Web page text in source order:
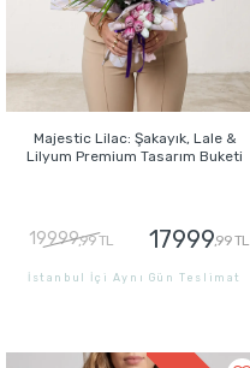
Majestic Lilac: Şakayık, Lale &
Lilyum Premium Tasarım Buketi
19999,99 TL 17999,99 TL
İstanbul İçi Aynı Gün Teslimat